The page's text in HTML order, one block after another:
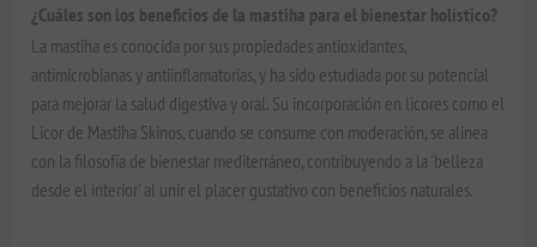
¿Cuáles son los beneficios de la mastiha para el bienestar holístico?
La mastiha es conocida por sus propiedades antioxidantes,
antimicrobianas y antiinflamatorias, y ha sido estudiada por su potencial
para mejorar la salud digestiva y oral. Su incorporación en licores como el
Licor de Mastiha Skinos, cuando se consume con moderación, se alinea
con la filosofía de bienestar mediterráneo, contribuyendo a la 'belleza
desde el interior' al unir el placer gustativo con beneficios naturales.